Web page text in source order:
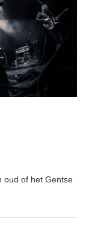
oud of het Gentse